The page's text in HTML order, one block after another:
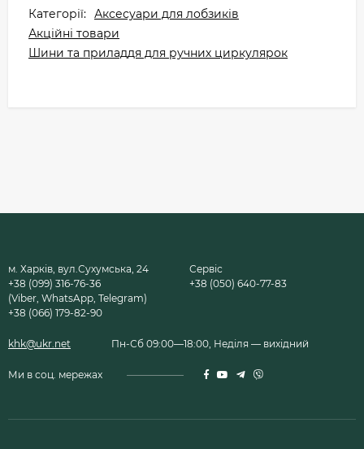
Категорії: Аксесуари для лобзиків
Акційні товари
Шини та приладдя для ручних циркулярок
м. Харків, вул.Сухумська, 24
+38 (099) 316-76-36
(Viber, WhatsApp, Telegram)
+38 (066) 179-82-90
Сервіс
+38 (050) 640-77-83
khk@ukr.net Пн-Сб 09:00—18:00, Неділя — вихідний
Ми в соц. мережах